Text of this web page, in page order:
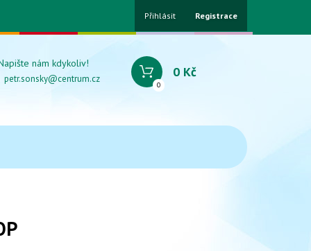
Přihlásit Registrace
nám kdykoliv!
petr.sonsky@centrum.cz
0
0 Kč